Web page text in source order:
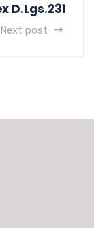
D.Lgs.231
Next post